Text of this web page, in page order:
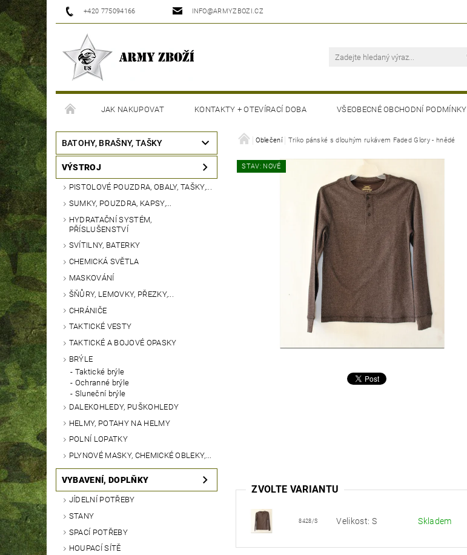
+420 775094166 INFO@ARMYZBOZI.CZ
JAK NAKUPOVAT KONTAKTY + OTEVÍRACÍ DOBA VŠEOBECNÉ OBCHODNÍ PODMÍNKY
MOJE OBJEDNÁVKA
BATOHY, BRAŠNY, TAŠKY
VÝSTROJ
PISTOLOVÉ POUZDRA, OBALY, TAŠKY,...
SUMKY, POUZDRA, KAPSY,...
HYDRATAČNÍ SYSTÉM,
PŘÍSLUŠENSTVÍ
SVÍTILNY, BATERKY
CHEMICKÁ SVĚTLA
MASKOVÁNÍ
ŠŇŮRY, LEMOVKY, PŘEZKY,...
CHRÁNIČE
TAKTICKÉ VESTY
TAKTICKÉ A BOJOVÉ OPASKY
BRÝLE
Taktické brýle
Ochranné brýle
Sluneční brýle
DALEKOHLEDY, PUŠKOHLEDY
HELMY, POTAHY NA HELMY
POLNÍ LOPATKY
PLYNOVÉ MASKY, CHEMICKÉ OBLEKY,...
VYBAVENÍ, DOPLŇKY
JÍDELNÍ POTŘEBY
STANY
SPACÍ POTŘEBY
HOUPACÍ SÍTĚ
Oblečení Triko pánské s dlouhým rukávem Faded Glory - hnědé
STAV: NOVÉ
ZVOLTE VARIANTU
8428/S Velikost: S Skladem